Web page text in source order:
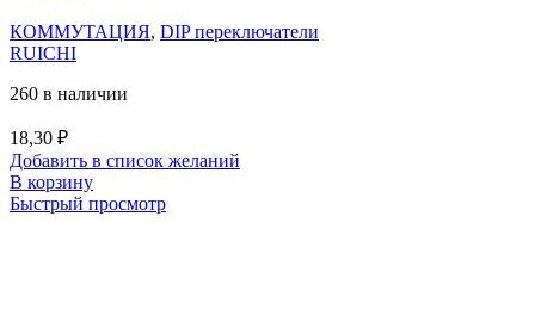
КОММУТАЦИЯ, DIP переключатели
RUICHI
260 в наличии
18,30 ₽
Добавить в список желаний
В корзину
Быстрый просмотр